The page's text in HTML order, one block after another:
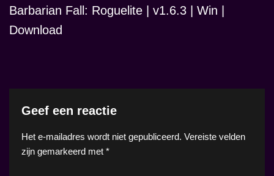
Barbarian Fall: Roguelite | v1.6.3 | Win |
Download
Geef een reactie
Het e-mailadres wordt niet gepubliceerd. Vereiste velden
zijn gemarkeerd met *